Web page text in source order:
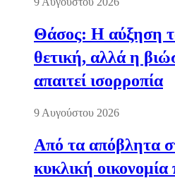
Θάσος: Η αύξηση
θετική, αλλά η
απαιτεί ισορροπία
9 Αυγούστου 2026
Από τα απόβλητα
κυκλική